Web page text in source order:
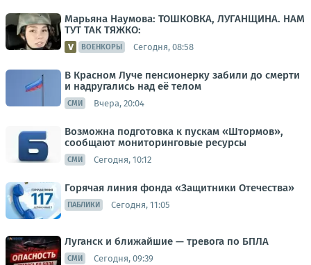
Марьяна Наумова: ТОШКОВКА, ЛУГАНЩИНА. НАМ
ТУТ ТАК ТЯЖКО:
ВОЕНКОРЫ Сегодня, 08:58
В Красном Луче пенсионерку забили до смерти
и надругались над её телом
СМИ Вчера, 20:04
Возможна подготовка к пускам «Штормов»,
сообщают мониторинговые ресурсы
СМИ Сегодня, 10:12
Горячая линия фонда «Защитники Отечества»
ПАБЛИКИ Сегодня, 11:05
Луганск и ближайшие — тревога по БПЛА
СМИ Сегодня, 09:39